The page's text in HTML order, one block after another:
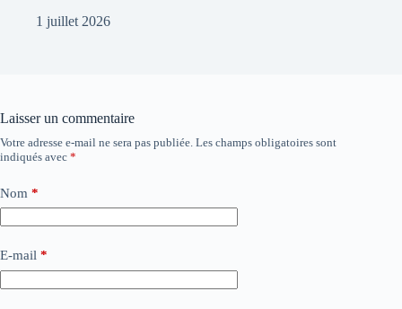
1 juillet 2026
Laisser un commentaire
Votre adresse e-mail ne sera pas publiée. Les champs obligatoires sont
indiqués avec *
Nom *
E-mail *